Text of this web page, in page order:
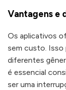
Vantagens e
Os aplicativos
sem custo. Isso
diferentes
é essencial
ser uma